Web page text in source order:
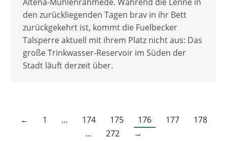
den zurückliegenden Tagen brav in ihr Bett
zurückgekehrt ist, kommt die Fuelbecker
Talsperre aktuell mit ihrem Platz nicht aus: Das
große Trinkwasser-Reservoir im Süden der
Stadt läuft derzeit über.
← 1 … 174 175 176 177
178
…
272 →